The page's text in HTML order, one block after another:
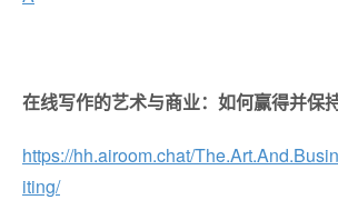
在线写作的艺术与商业：如何赢得并保
https://hh.airoom.chat/
iting/